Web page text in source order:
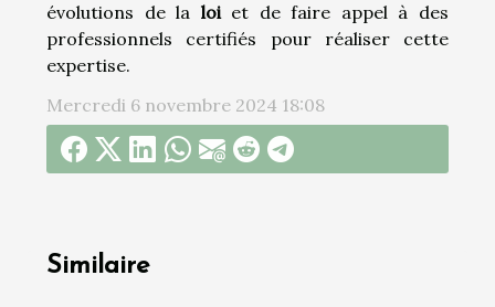
évolutions de la loiet de faire appel à des
professionnels certifiés pour réaliser cette
expertise.
Mercredi 6 novembre 2024 18:08
Similaire